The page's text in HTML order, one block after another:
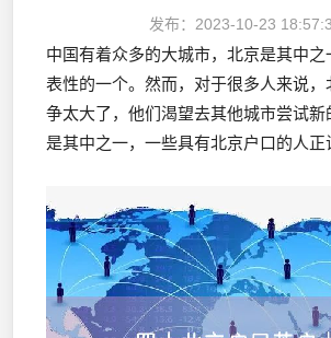
发布： 2023-10-23
中国有着众多的大城市，北京是其中
表性的一个。然而，对于很多人来说
争太大了，他们渴望去其他城市尝试
是其中之一，一些具有北京户口的人正